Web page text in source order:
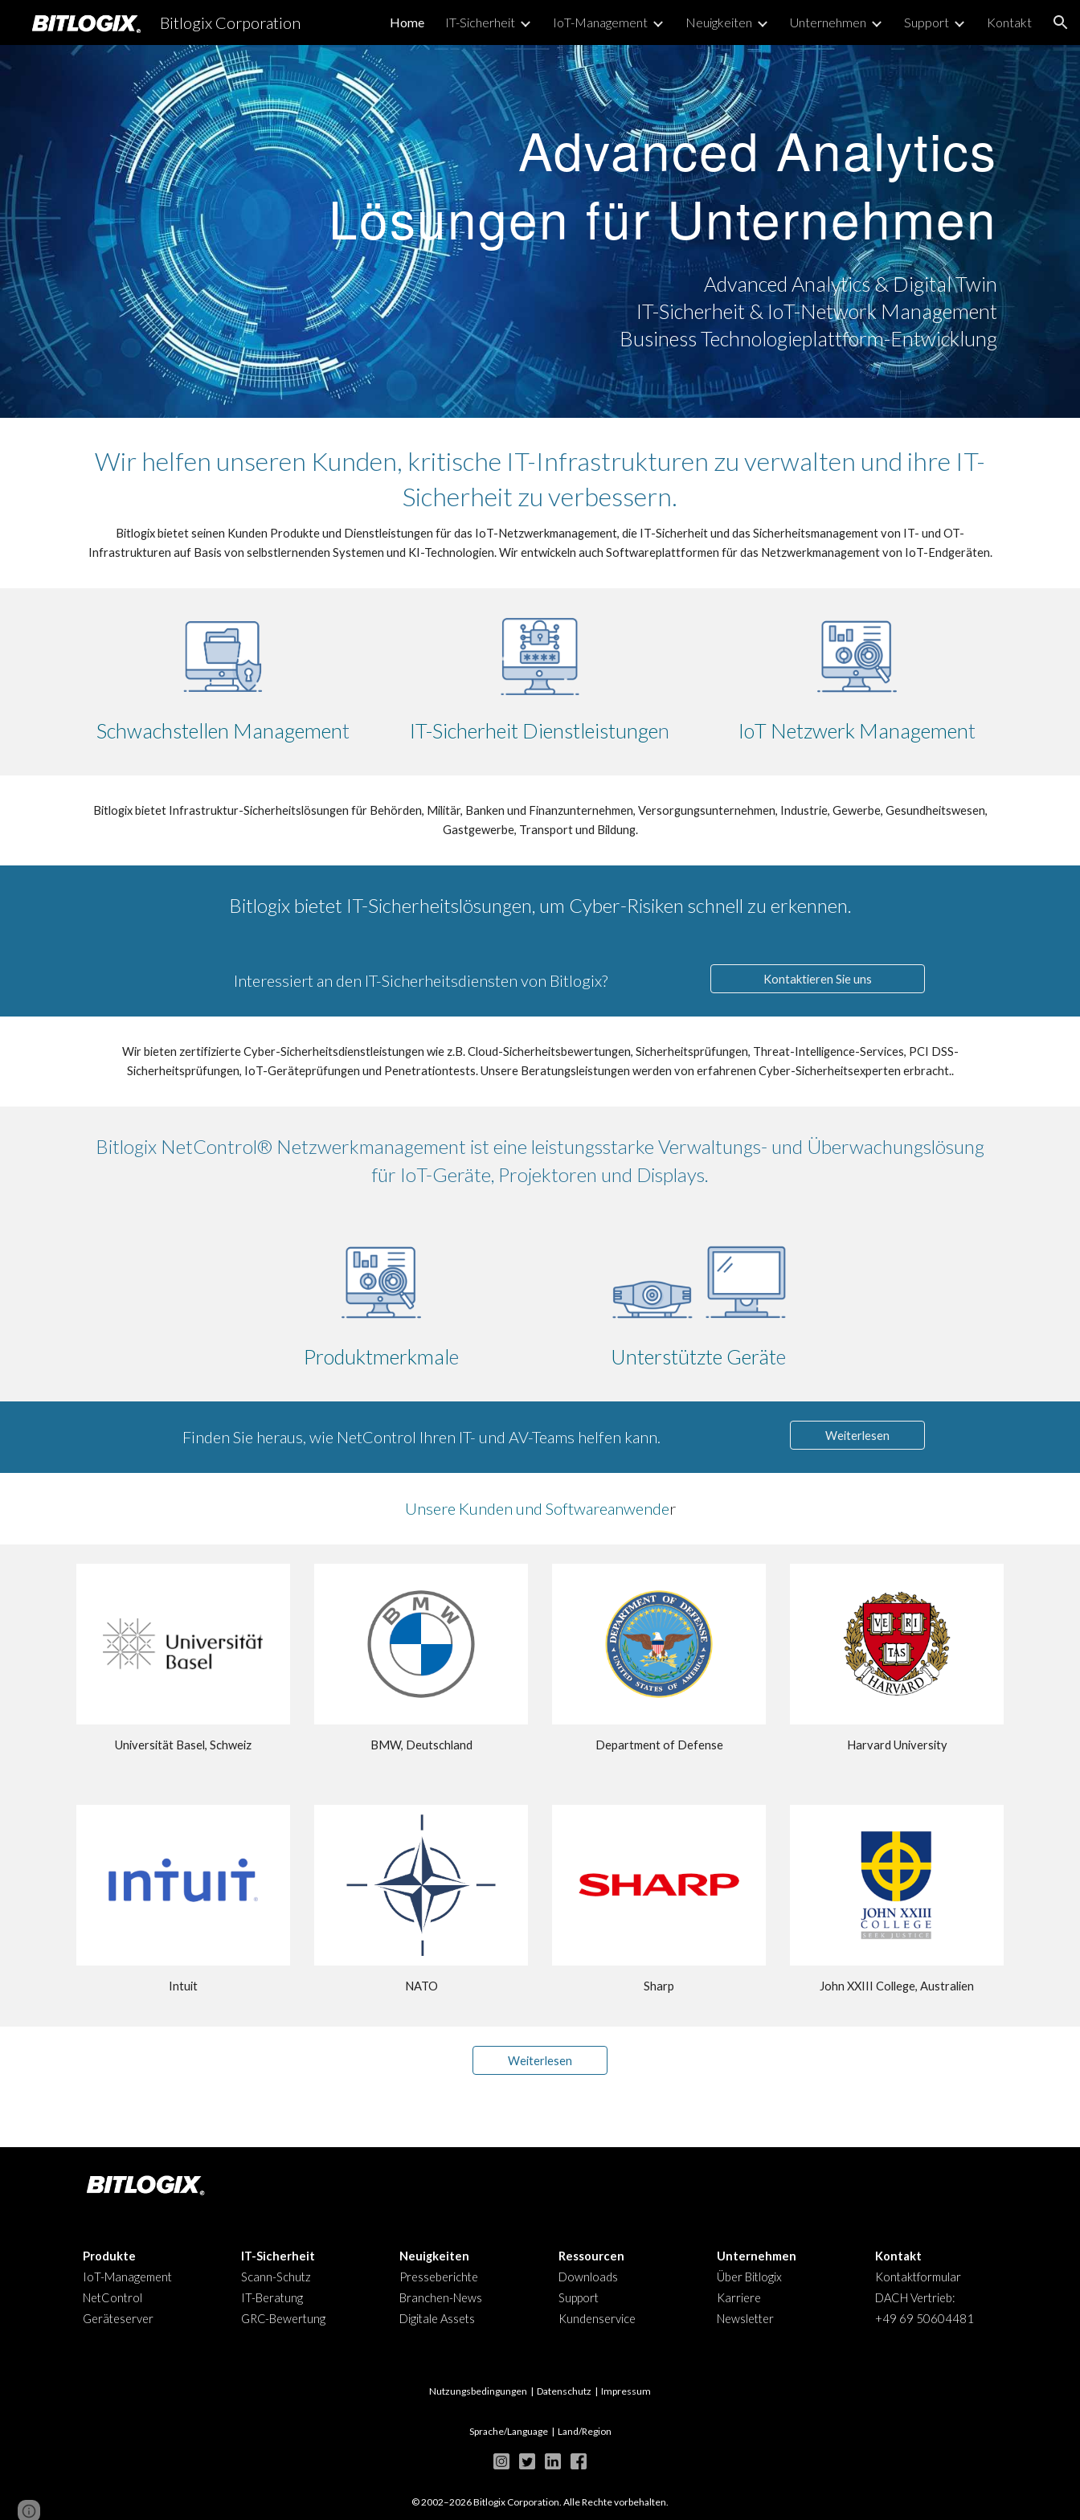
Skip to main content Skip to navigation
Bitlogix Corporation Home IT-Sicherheit IoT-Management Neuigkeiten Unternehmen Support Kontakt
Advanced Analytics
Lösungen für Unternehmen
Advanced Analytics &Digital Twin
IT-Sicherheit & IoT-Network Management
Business Technologieplattform-Entwicklung
Wir helfen unseren Kunden, kritische IT-Infrastrukturen zu verwalten und ihre IT-
Sicherheit zu verbessern.
Bitlogix bietet seinen Kunden Produkte und Dienstleistungen für das IoT-Netzwerkmanagement, die IT-Sicherheit und das Sicherheitsmanagement von IT- und OT-
Infrastrukturen auf Basis von selbstlernenden Systemen und KI-Technologien. Wir entwickeln auch Softwareplattformen für das Netzwerkmanagement von IoT-Endgeräten.
Schwachstellen Management IT-Sicherheit Dienstleistungen IoT Netzwerk Management
Bitlogix bietet Infrastruktur-Sicherheitslösungen für Behörden, Militär, Banken und Finanzunternehmen, Versorgungsunternehmen, Industrie, Gewerbe, Gesundheitswesen,
Gastgewerbe, Transport und Bildung.
Bitlogix bietet IT-Sicherheitslösungen, um Cyber-Risiken schnell zu erkennen.
Interessiert an den IT-Sicherheitsdiensten von Bitlogix? Kontaktieren Sie uns
Wir bieten zertifizierte Cyber-Sicherheitsdienstleistungen wie z.B. Cloud-Sicherheitsbewertungen, Sicherheitsprüfungen, Threat-Intelligence-Services, PCI DSS-
Sicherheitsprüfungen, IoT-Geräteprüfungen und Penetrationtests. Unsere Beratungsleistungen werden von erfahrenen Cyber-Sicherheitsexperten erbracht..
Bitlogix NetControl® Netzwerkmanagement ist eine leistungsstarke Verwaltungs- und Überwachungslösung
für IoT-Geräte, Projektoren und Displays.
Produktmerkmale Unterstützte Geräte
Finden Sie heraus, wie NetControl Ihren IT- und AV-Teams helfen kann. Weiterlesen
Unsere Kunden und Softwareanwender
Universität Basel, Schweiz BMW, Deutschland Department of Defense Harvard University
Intuit NATO Sharp John XXIII College, Australien
Weiterlesen
Produkte
IoT-Management
NetControl
Geräteserver
IT-Sicherheit
Scann-Schutz
IT-Be­ra­tung
GRC-Bewertung
Neuigkeiten
Presseberichte
Branchen-News
Digitale Assets
Ressourcen
Downloads
Support
Kundenservice
Unternehmen
Über Bitlogix
Karriere
Newsletter
Kontakt
Kontaktformular
DACHVertrieb:
+49 69 50604481
Nutzungsbedingungen | Datenschutz | Impressum
Sprache/Language| Land/Region
© 2002–2026 Bitlogix Corporation. Alle Rechte vorbehalten.